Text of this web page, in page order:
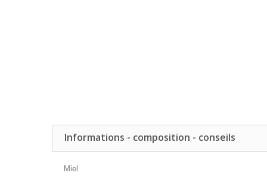
Informations - composition - conseils
Miel